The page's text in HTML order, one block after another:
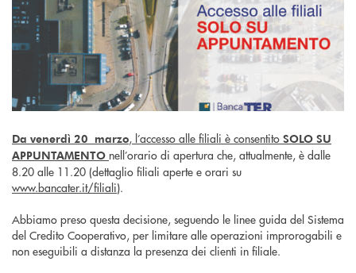
Da venerdì 20 marzo, l’accesso alle filiali è consentito SOLO SU
APPUNTAMENTO nell’orario di apertura che, attualmente, è dalle
8.20 alle 11.20 (dettaglio filiali aperte e orari su
www.bancater.it/filiali).
Abbiamo preso questa decisione, seguendo le linee guida del Sistema
del Credito Cooperativo, per limitare alle operazioni improrogabili e
non eseguibili a distanza la presenza dei clienti in filiale.